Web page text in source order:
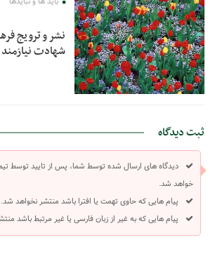
نشر و ترویج
شهادت
ثبت دیدگاه
دیدگاه های ارسال شده توسط شما، پس از تایید توسط
خواهد شد.
پیام هایی که حاوی تهمت یا افترا باشد منتشر نخواهد شد.
پیام هایی که به غیر از زبان فارسی یا غیر مرتبط باشد